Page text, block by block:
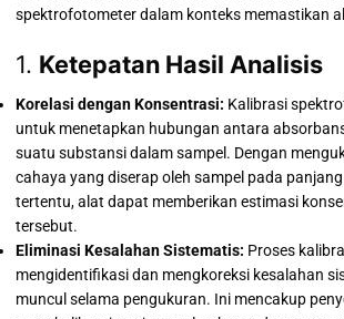
spektrofotometer dalam konteks memastikan
1. Ketepatan Hasil Analisis
Korelasi dengan Konsentrasi: Kalibrasi
untuk menetapkan hubungan antara
suatu substansi dalam sampel. Dengan
cahaya yang diserap oleh sampel pada
tertentu, alat dapat memberikan estimasi
tersebut.
Eliminasi Kesalahan Sistematis: Proses
mengidentifikasi dan mengkoreksi kesalahan
muncul selama pengukuran. Ini mencakup